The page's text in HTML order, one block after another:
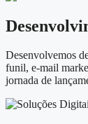
Desenvolvemos
funil, e-mail
jornada de